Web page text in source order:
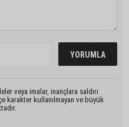
veya imalar, inançlara saldırı
karakter kullanılmayan ve büyük